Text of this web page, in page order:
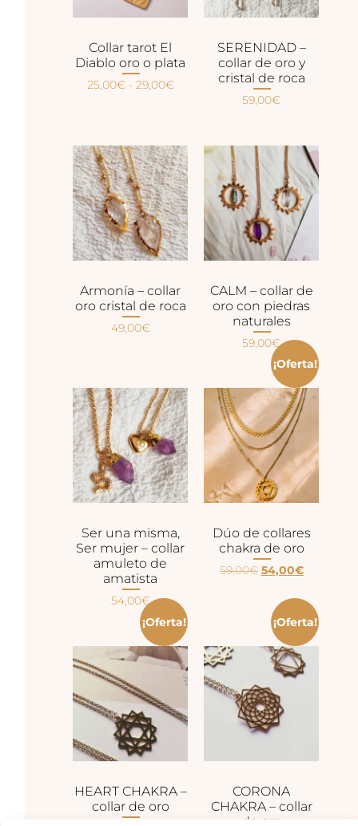
Collar tarot El
Diablo oro o plata
25,00€ - 29,00€
SERENIDAD –
collar de oro y
cristal de roca
59,00€
Armonía – collar
oro cristal de roca
49,00€
CALM – collar de
oro con piedras
naturales
59,00€
Ser una misma,
Ser mujer – collar
amuleto de
amatista
54,00€
¡Oferta!
Dúo de collares
chakra de oro
59,00€ 54,00€
¡Oferta!
HEART CHAKRA –
collar de oro
¡Oferta!
CORONA
CHAKRA – collar
de oro